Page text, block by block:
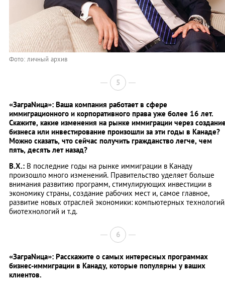
Фото: личный архив
5
«ЗаграNица»: Ваша компания работает в сфере
иммиграционного и корпоративного права уже более 16 лет.
Скажите, какие изменения на рынке иммиграции через
бизнеса или инвестирование произошли за эти годы в Канаде?
Можно сказать, что сейчас получить гражданство легче, чем
пять, десять лет назад?
В.Х.: В последние годы на рынке иммиграции в Канаду
произошло много изменений. Правительство уделяет больше
внимания развитию программ, стимулирующих инвестиции в
экономику страны, создание рабочих мест и, самое главное,
развитие новых отраслей экономики: компьютерных
биотехнологий и т.д.
6
«ЗаграNица»: Расскажите о самых интересных программах
бизнес-иммиграции в Канаду, которые популярны у ваших
клиентов.